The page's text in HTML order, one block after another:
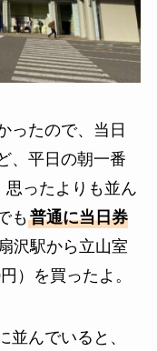
ったので、当日
、平日の朝一番
ったよりも並ん
も普通に当日券
沢駅から立山室
）を買ったよ。
並んでいると、